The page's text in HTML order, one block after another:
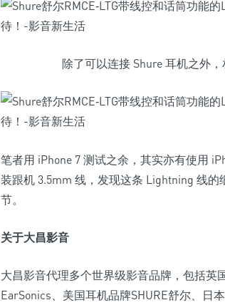
除了可以连接 Shure 耳机之外
笔者用 iPhone 7 测试之余，其实亦有使用
装跟机 3.5mm 线，发现这条 Lightning 线
节。
关于大昌影音
大昌影音代理多个世界级影音品牌，包括英
EarSonics、美国耳机品牌SHURE舒尔、日